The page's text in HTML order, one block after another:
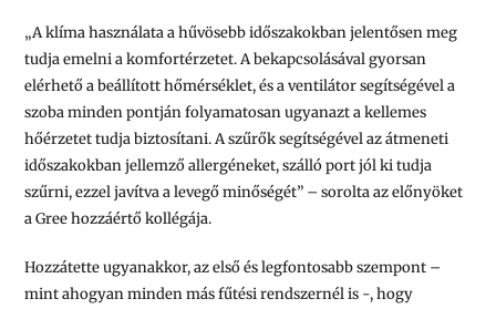
„A klíma használata a hűvösebb időszakokban jelentősen meg
tudja emelni a komfortérzetet. A bekapcsolásával gyorsan
elérhető a beállított hőmérséklet, és a ventilátor segítségével a
szoba minden pontján folyamatosan ugyanazt a kellemes
hőérzetet tudja biztosítani. A szűrők segítségével az átmeneti
időszakokban jellemző allergéneket, szálló port jól ki tudja
szűrni, ezzel javítva a levegő minőségét” – sorolta az előnyöket
a Gree hozzáértő kollégája.
Hozzátette ugyanakkor, az első és legfontosabb szempont –
mint ahogyan minden más fűtési rendszernél is -, hogy